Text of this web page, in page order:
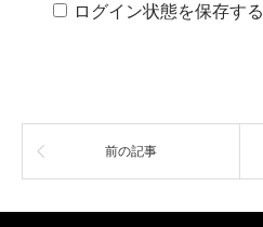
ログイン状態を保存する
前の記事